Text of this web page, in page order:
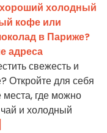
холодный
кофе или
в Париже?
адреса
свежесть и
Откройте для себя
где можно
и холодный